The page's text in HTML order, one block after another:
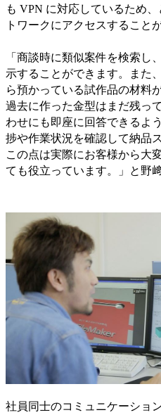
も VPN に対応しているため
トワークにアクセスすること
「商談時に類似案件を検索し
示することができます。また
ら預かっている試作品の材料
過去に作った金型はまだ残っ
わせにも即座に回答できるよ
捗や作業状況を確認して納品
この点は実際にお客様から大
ても役立っています。」と野
社員同士のコミュニケーショ